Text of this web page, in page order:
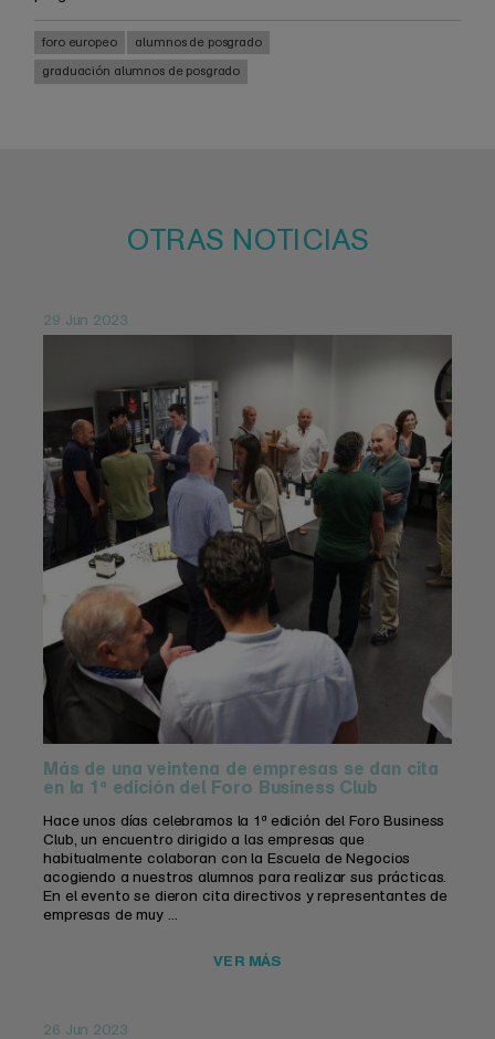
foro europeo
alumnos de posgrado
graduación alumnos de posgrado
OTRAS NOTICIAS
29 Jun 2023
Más de una veintena de empresas se dan cita
en la 1ª edición del Foro Business Club
Hace unos días celebramos la 1ª edición del Foro Business
Club, un encuentro dirigido a las empresas que
habitualmente colaboran con la Escuela de Negocios
acogiendo a nuestros alumnos para realizar sus prácticas.
En el evento se dieron cita directivos y representantes de
empresas de muy ...
VER MÁS
26 Jun 2023